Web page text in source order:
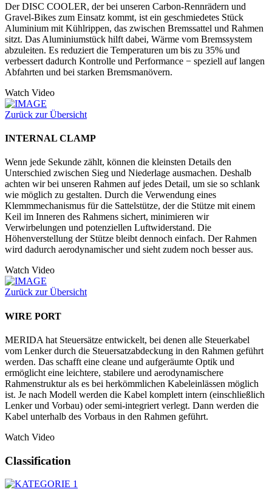
Der DISC COOLER, der bei unseren Carbon-Rennrädern und
Gravel-Bikes zum Einsatz kommt, ist ein geschmiedetes Stück
Aluminium mit Kühlrippen, das zwischen Bremssattel und Rahmen
sitzt. Das Aluminiumstück hilft dabei, Wärme vom Bremssystem
abzuleiten. Es reduziert die Temperaturen um bis zu 35% und
verbessert dadurch Kontrolle und Performance − speziell auf langen
Abfahrten und bei starken Bremsmanövern.
Watch Video
Zurück zur Übersicht
INTERNAL CLAMP
Wenn jede Sekunde zählt, können die kleinsten Details den
Unterschied zwischen Sieg und Niederlage ausmachen. Deshalb
achten wir bei unseren Rahmen auf jedes Detail, um sie so schlank
wie möglich zu gestalten. Durch die Verwendung eines
Klemmmechanismus für die Sattelstütze, der die Stütze mit einem
Keil im Inneren des Rahmens sichert, minimieren wir
Verwirbelungen und potenziellen Luftwiderstand. Die
Höhenverstellung der Stütze bleibt dennoch einfach. Der Rahmen
wird dadurch aerodynamischer und sieht zudem noch besser aus.
Watch Video
Zurück zur Übersicht
WIRE PORT
MERIDA hat Steuersätze entwickelt, bei denen alle Steuerkabel
vom Lenker durch die Steuersatzabdeckung in den Rahmen geführt
werden. Das schafft eine cleane und aufgeräumte Optik und
ermöglicht eine leichtere, stabilere und aerodynamischere
Rahmenstruktur als es bei herkömmlichen Kabeleinlässen möglich
ist. Je nach Modell werden die Kabel komplett intern (einschließlich
Lenker und Vorbau) oder semi-integriert verlegt. Dann werden die
Kabel unterhalb des Vorbaus in den Rahmen geführt.
Watch Video
Classification